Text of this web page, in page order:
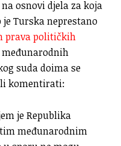
osnovi djela za koja
Turska neprestano
prava političkih
suda doima se
komentirati:
je Republika
međunarodnim